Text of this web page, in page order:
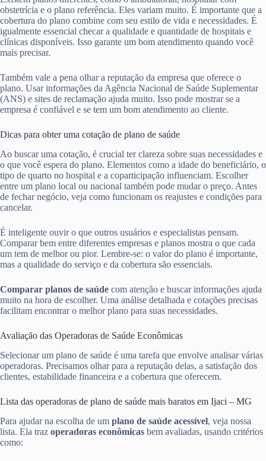
obstetrícia e o plano referência. Eles variam muito. É importante que a
cobertura do plano combine com seu estilo de vida e necessidades. É
igualmente essencial checar a qualidade e quantidade de hospitais e
clínicas disponíveis. Isso garante um bom atendimento quando você
mais precisar.
Também vale a pena olhar a reputação da empresa que oferece o
plano. Usar informações da Agência Nacional de Saúde Suplementar
(ANS) e sites de reclamação ajuda muito. Isso pode mostrar se a
empresa é confiável e se tem um bom atendimento ao cliente.
Dicas para obter uma cotação de plano de saúde
Ao buscar uma cotação, é crucial ter clareza sobre suas necessidades e
o que você espera do plano. Elementos como a idade do beneficiário, o
tipo de quarto no hospital e a coparticipação influenciam. Escolher
entre um plano local ou nacional também pode mudar o preço. Antes
de fechar negócio, veja como funcionam os reajustes e condições para
cancelar.
É inteligente ouvir o que outros usuários e especialistas pensam.
Comparar bem entre diferentes empresas e planos mostra o que cada
um tem de melhor ou pior. Lembre-se: o valor do plano é importante,
mas a qualidade do serviço e da cobertura são essenciais.
Comparar planos de saúde com atenção e buscar informações ajuda
muito na hora de escolher. Uma análise detalhada e cotações precisas
facilitam encontrar o melhor plano para suas necessidades.
Avaliação das Operadoras de Saúde Econômicas
Selecionar um plano de saúde é uma tarefa que envolve analisar várias
operadoras. Precisamos olhar para a reputação delas, a satisfação dos
clientes, estabilidade financeira e a cobertura que oferecem.
Lista das operadoras de plano de saúde mais baratos em Ijaci – MG
Para ajudar na escolha de um plano de saúde acessível, veja nossa
lista. Ela traz operadoras econômicas bem avaliadas, usando critérios
como: